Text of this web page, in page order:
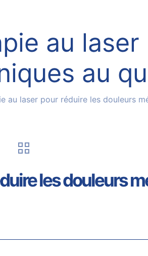
au
au
au laser pour réduire les douleurs
les douleurs